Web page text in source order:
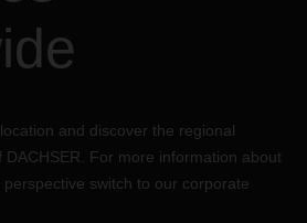
and discover the regional
For more information about
switch to our corporate